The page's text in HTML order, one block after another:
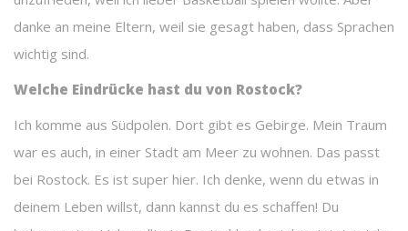
danke an meine Eltern, weil sie gesagt haben, dass Sprachen
wichtig sind.
Welche Eindrücke hast du von Rostock?
Ich komme aus Südpolen. Dort gibt es Gebirge. Mein Traum
war es auch, in einer Stadt am Meer zu wohnen. Das passt
bei Rostock. Es ist super hier. Ich denke, wenn du etwas in
deinem Leben willst, dann kannst du es schaffen! Du